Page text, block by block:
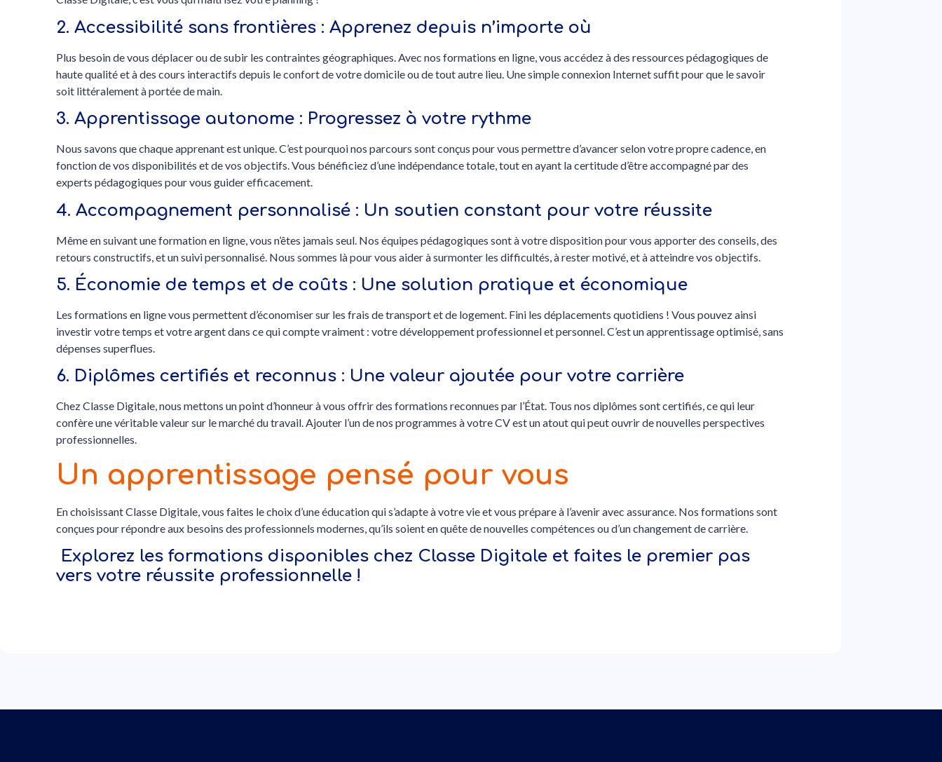
2. Accessibilité sans frontières : Apprenez depuis n’importe où
Plus besoin de vous déplacer ou de subir les contraintes géographiques. Avec nos formations en ligne, vous accédez à des ressources pédagogiques de
haute qualité et à des cours interactifs depuis le confort de votre domicile ou de tout autre lieu. Une simple connexion Internet suffit pour que le savoir
soit littéralement à portée de main.
3. Apprentissage autonome : Progressez à votre rythme
Nous savons que chaque apprenant est unique. C’est pourquoi nos parcours sont conçus pour vous permettre d’avancer selon votre propre cadence, en
fonction de vos disponibilités et de vos objectifs. Vous bénéficiez d’une indépendance totale, tout en ayant la certitude d’être accompagné par des
experts pédagogiques pour vous guider efficacement.
4. Accompagnement personnalisé : Un soutien constant pour votre réussite
Même en suivant une formation en ligne, vous n’êtes jamais seul. Nos équipes pédagogiques sont à votre disposition pour vous apporter des conseils, des
retours constructifs, et un suivi personnalisé. Nous sommes là pour vous aider à surmonter les difficultés, à rester motivé, et à atteindre vos objectifs.
5. Économie de temps et de coûts : Une solution pratique et économique
Les formations en ligne vous permettent d’économiser sur les frais de transport et de logement. Fini les déplacements quotidiens ! Vous pouvez ainsi
investir votre temps et votre argent dans ce qui compte vraiment : votre développement professionnel et personnel. C’est un apprentissage optimisé, sans
dépenses superflues.
6. Diplômes certifiés et reconnus : Une valeur ajoutée pour votre carrière
Chez Classe Digitale, nous mettons un point d’honneur à vous offrir des formations reconnues par l’État. Tous nos diplômes sont certifiés, ce qui leur
confère une véritable valeur sur le marché du travail. Ajouter l’un de nos programmes à votre CV est un atout qui peut ouvrir de nouvelles perspectives
professionnelles.
Un apprentissage pensé pour vous
En choisissant Classe Digitale, vous faites le choix d’une éducation qui s’adapte à votre vie et vous prépare à l’avenir avec assurance. Nos formations sont
conçues pour répondre aux besoins des professionnels modernes, qu’ils soient en quête de nouvelles compétences ou d’un changement de carrière.
Explorez les formations disponibles chez Classe Digitale et faites le premier pas
vers votre réussite professionnelle !